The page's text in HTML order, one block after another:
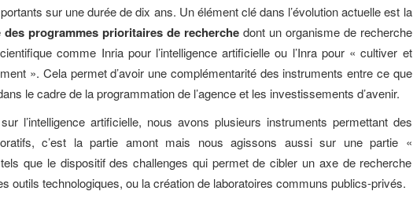
sur une durée de dix ans. Un élément clé dans l’évolution actuelle est la
des programmes prioritaires de recherchedont un organisme de recherche
comme Inria pour l’intelligence artificielle ou l’Inra pour « cultiver et
». Cela permet d’avoir une complémentarité des instruments entre ce que
le cadre de la programmation de l’agence et les investissements d’avenir.
l’intelligence artificielle, nous avons plusieurs instruments permettant des
c’est la partie amont mais nous agissons aussi sur une partie «
que le dispositif des challenges qui permet de cibler un axe de recherche
outils technologiques, ou la création de laboratoires communs publics-privés.